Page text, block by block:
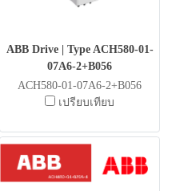
ABB Drive | Type ACH580-01-
07A6-2+B056
ACH580-01-07A6-2+B056
เปรียบเทียบ